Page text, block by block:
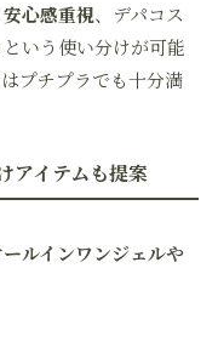
心感重視、デパコス
という使い分けが可能
プチプラでも十分満
アイテムも提案
ールインワンジェルや